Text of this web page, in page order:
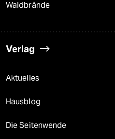
Waldbrände
Verlag
Aktuelles
Hausblog
Die Seitenwende